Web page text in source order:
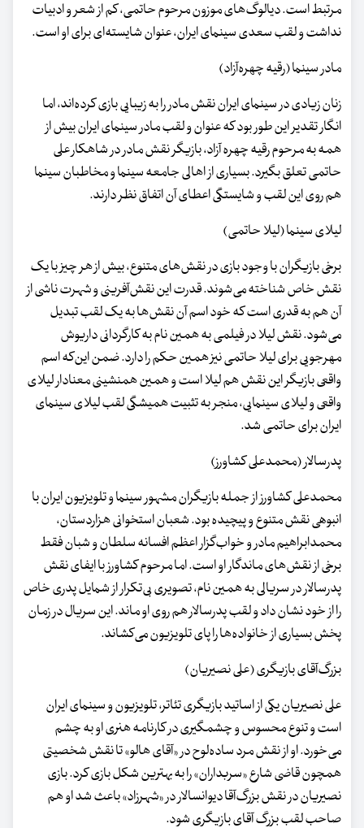
مرتبط است. دیالوگ‌های موزون مرحوم حاتمی، کم از شعر و ادبیات
نداشت و لقب سعدی سینمای ایران، عنوان شایسته‌ای برای او است.
مادر سینما (رقیه چهره‌آزاد)
زنان زیادی در سینمای ایران نقش مادر را به زیبایی بازی کرده‌اند، اما
انگار تقدیر این طور بود که عنوان و لقب مادر سینمای ایران بیش از
همه به مرحوم رقیه چهره آزاد، بازیگر نقش مادر در شاهکار علی
حاتمی تعلق بگیرد. بسیاری از اهالی جامعه سینما و مخاطبان سینما
هم روی این لقب و شایستگی اعطای آن اتفاق نظر دارند.
لیلای سینما (لیلا حاتمی)
برخی بازیگران با وجود بازی در نقش‌های متنوع، بیش از هر چیز با یک
نقش خاص شناخته می‌شوند. قدرت این نقش‌آفرینی و شهرت ناشی از
آن هم به قدری است که خود اسم آن نقش‌ها به یک لقب تبدیل
می‌شود. نقش لیلا در فیلمی به همین نام به کارگردانی داریوش
مهرجویی برای لیلا حاتمی نیز همین حکم را دارد. ضمن این‌که اسم
واقعی بازیگر این نقش هم لیلا است و همین همنشینی معنادار لیلای
واقعی و لیلای سینمایی، منجر به تثبیت همیشگی لقب لیلای سینمای
ایران برای حاتمی شد.
پدرسالار (محمدعلی کشاورز)
محمدعلی کشاورز از جمله بازیگران مشهور سینما و تلویزیون ایران با
انبوهی نقش متنوع و پیچیده بود. شعبان استخوانی هزاردستان،
محمدابراهیم مادر و خواب‌گزار اعظم افسانه سلطان و شبان فقط
برخی از نقش‌های ماندگار او است. اما مرحوم کشاورز با ایفای نقش
پدرسالار در سریالی به همین نام، تصویری بی‌تکرار از شمایل پدری خاص
را از خود نشان داد و لقب پدرسالار هم روی او ماند. این سریال در زمان
پخش بسیاری از خانواده‌ها را پای تلویزیون می‌کشاند.
بزرگ‌آقای بازیگری (علی نصیریان)
علی نصیریان یکی از اساتید بازیگری تئاتر، تلویزیون و سینمای ایران
است و تنوع محسوس و چشمگیری در کارنامه هنری او به چشم
می‌خورد. او از نقش مرد ساده‌لوح در «آقای هالو» تا نقش شخصیتی
همچون قاضی شارع «سربداران» را به بهترین شکل بازی کرد. بازی
نصیریان در نقش بزرگ‌آقا دیوانسالار در «شهرزاد» باعث شد او هم
صاحب لقب بزرگ آقای بازیگری شود.